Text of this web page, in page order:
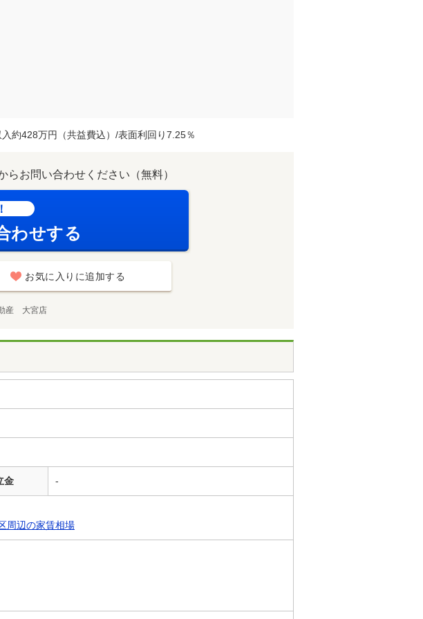
約428万円（共益費込）/表面利回り7.25％
お問い合わせください（無料）
わせする
お気に入りに追加する
産 大宮店
金 -
周辺の家賃相場